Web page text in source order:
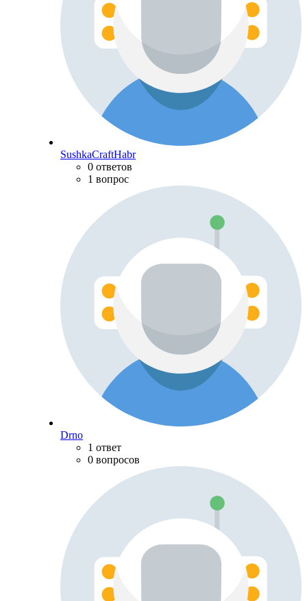
SushkaCraftHabr
0 ответов
1 вопрос
Drno
1 ответ
0 вопросов